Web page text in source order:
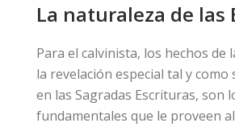
La naturaleza de las
​Para el calvinista, los hechos de
la revelación especial tal y como
en las Sagradas Escrituras, son
fundamentales que le proveen